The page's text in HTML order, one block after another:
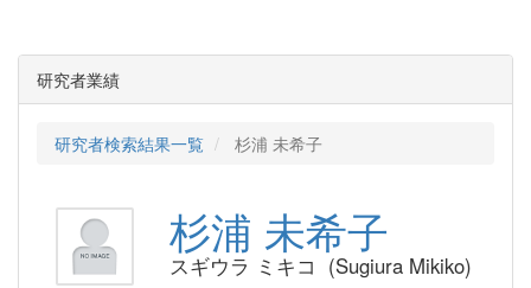
研究者業績
研究者検索結果一覧 杉浦 未希子
杉浦 未希子
スギウラ ミキコ (Sugiura Mikiko)